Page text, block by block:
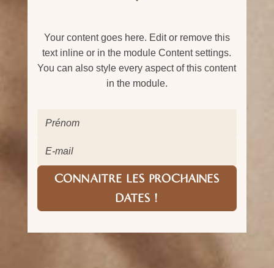
Your content goes here. Edit or remove this
text inline or in the module Content settings.
You can also style every aspect of this content
in the module.
CONNAITRE LES PROCHAINES
DATES !